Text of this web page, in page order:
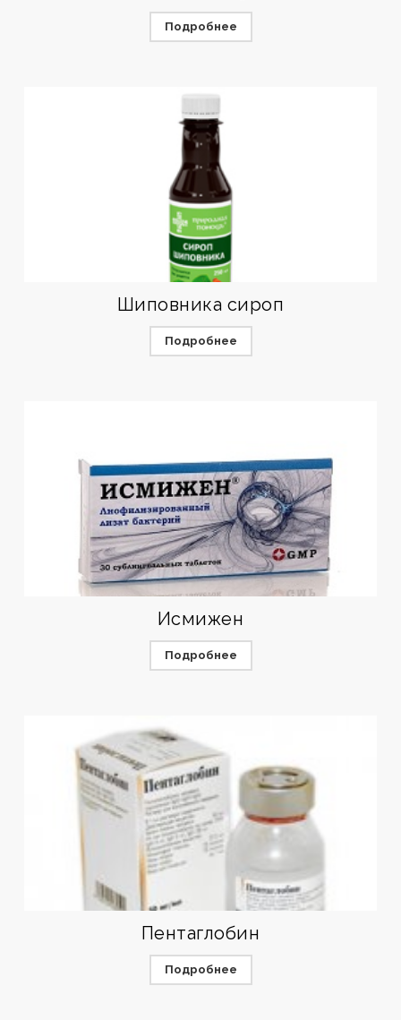
Подробнее
Шиповника сироп
Подробнее
Исмижен
Подробнее
Пентаглобин
Подробнее